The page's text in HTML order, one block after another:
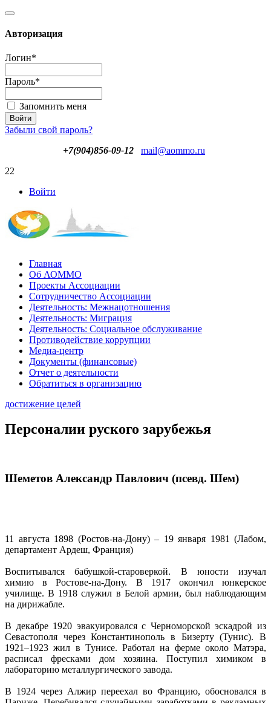
Авторизация
Логин*
Пароль*
Запомнить меня
Забыли свой пароль?
+7(904)856-09-12
mail@aommo.ru
22
Войти
Главная
Об АОММО
Проекты Ассоциации
Сотрудничество Ассоциации
Деятельность: Межнацотношения
Деятельность: Миграция
Деятельность: Социальное обслуживание
Противодействие коррупции
Медиа-центр
Документы (финансовые)
Отчет о деятельности
Обратиться в организацию
достижение целей
Персоналии руского зарубежья
Шеметов Александр Павлович (псевд. Шем)
11 августа 1898 (Ростов-на-Дону) – 19 января 1981 (Лабом,
департамент Ардеш, Франция)
Воспитывался бабушкой-староверкой. В юности изучал
химию в Ростове-на-Дону. В 1917 окончил юнкерское
училище. В 1918 служил в Белой армии, был наблюдающим
на дирижабле.
В декабре 1920 эвакуировался с Черноморской эскадрой из
Севастополя через Константинополь в Бизерту (Тунис). В
1921–1923 жил в Тунисе. Работал на ферме около Матэра,
расписал фресками дом хозяина. Поступил химиком в
лабораторию металлургического завода.
В 1924 через Алжир переехал во Францию, обосновался в